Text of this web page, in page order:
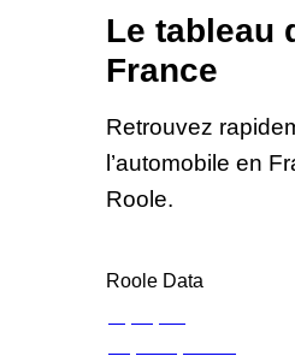
Le tableau
France
Retrouvez
l’automobile en
Roole.
Roole Data